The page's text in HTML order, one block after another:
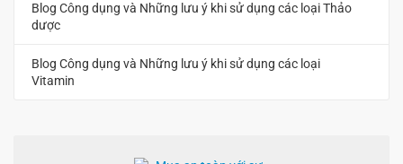
Blog Công dụng và Những lưu ý khi sử dụng các loại Thảo
dược
Blog Công dụng và Những lưu ý khi sử dụng các loại
Vitamin